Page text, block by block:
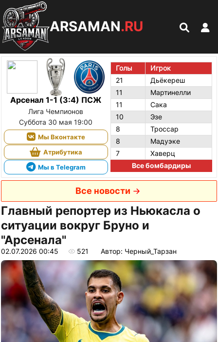
ARSAMAN.RU
Арсенал 1-1 (3:4) ПСЖ
Лига Чемпионов
Суббота 30 мая 19:00
Мы Вконтакте
Атрибутика
Мы в Telegram
Голы
Игрок
21
Дьёкереш
11
Мартинелли
11
Сака
10
Эзе
8
Троссар
8
Мадуэке
7
Хаверц
Все бомбардиры
Все новости
Главный репортер из Ньюкасла о
ситуации вокруг Бруно и
"Арсенала"
02.07.2026 00:45 521 Автор: Черный_Тарзан